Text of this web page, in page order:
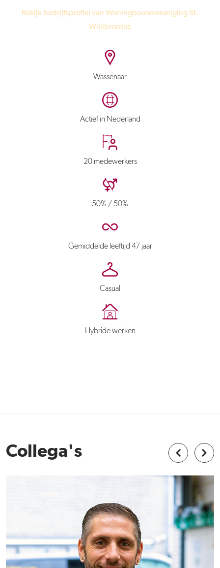
Bekijk bedrijfsprofiel van Woningbouwvereniging St.
Willibrordus
Wassenaar
Actief in Nederland
20 medewerkers
50% / 50%
Gemiddelde leeftijd 47 jaar
Casual
Hybride werken
Collega's